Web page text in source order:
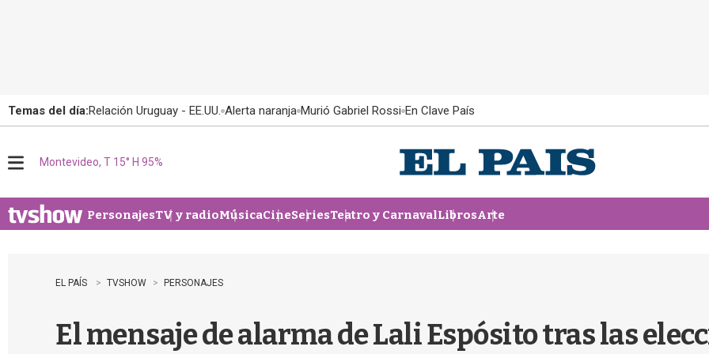
Temas del día:Relación Uruguay - EE.UU. Alerta naranja Murió Gabriel Rossi En Clave País
u
Montevideo, T 15° H 95%
PersonajesTV y radioMúsicaCineSeriesTeatro y CarnavalLibrosArte
EL PAÍS TVSHOW PERSONAJES
El mensaje de alarma de Lali Espósito tras las